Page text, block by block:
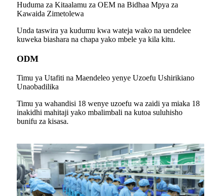
Huduma za Kitaalamu za OEM na Bidhaa Mpya za
Kawaida Zimetolewa
Unda taswira ya kudumu kwa wateja wako na uendelee
kuweka biashara na chapa yako mbele ya kila kitu.
ODM
Timu ya Utafiti na Maendeleo yenye Uzoefu Ushirikiano
Unaobadilika
Timu ya wahandisi 18 wenye uzoefu wa zaidi ya miaka 18
inakidhi mahitaji yako mbalimbali na kutoa suluhisho
bunifu za kisasa.